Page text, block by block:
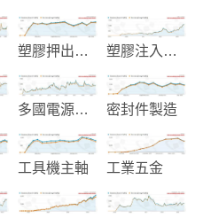
塑膠押出機整廠設備 塑膠注入成型機
多國電源線製造 密封件製造
工具機主軸 工業五金